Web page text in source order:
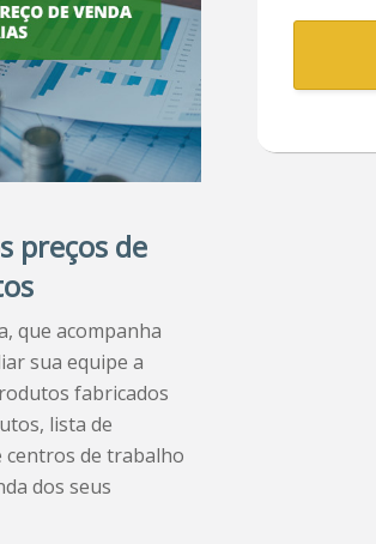
preços de
que acompanha
sua equipe a
fabricados
lista de
de trabalho
dos seus